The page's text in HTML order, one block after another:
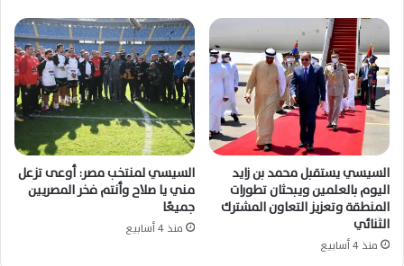
السيسي يستقبل محمد بن زايد
اليوم بالعلمين ويبحثان تطورات
المنطقة وتعزيز التعاون المشترك
الثنائي
منذ 4 أسابيع
السيسي لمنتخب مصر: أوعى تزعل
مني يا صلاح وأنتم فخر المصريين
جميعًا
منذ 4 أسابيع